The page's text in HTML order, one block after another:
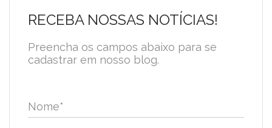
RECEBA NOSSAS NOTÍCIAS!
Preencha os campos abaixo para se
cadastrar em nosso blog.
Nome*